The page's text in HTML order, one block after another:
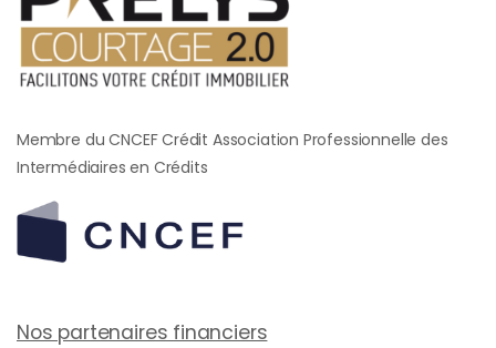
Membre du CNCEF Crédit Association Professionnelle des
Intermédiaires en Crédits
Nos partenaires financiers